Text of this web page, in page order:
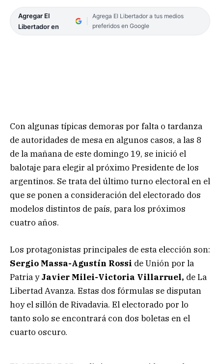
Agregar El
Libertador en
Agrega El Libertador a tus medios
preferidos en Google
Con algunas típicas demoras por falta o tardanza
de autoridades de mesa en algunos casos, a las 8
de la mañana de este domingo 19, se inició el
balotaje para elegir al próximo Presidente de los
argentinos. Se trata del último turno electoral en el
que se ponen a consideración del electorado dos
modelos distintos de país, para los próximos
cuatro años.
Los protagonistas principales de esta elección son:
Sergio Massa-Agustín Rossi de Unión por la
Patria yJavier Milei-Victoria Villarruel, de La
Libertad Avanza. Estas dos fórmulas se disputan
hoy el sillón de Rivadavia. El electorado por lo
tanto solo se encontrará con dos boletas en el
cuarto oscuro.